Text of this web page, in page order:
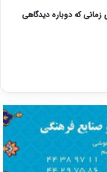
که دوباره دیدگاهی